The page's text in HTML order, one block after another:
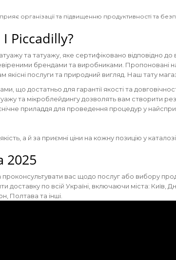
організації та підвищенню продуктивності та
Piccadilly?
та татуажу, яке сертифіковано відповідно до
брендами та виробниками. Пропоновані
якісні послуги та природний вигляд. Наш тату
що достатньо для гарантії якості та
та мікроблейдингу дозволять вам створити
приладдя для проведення процедур у
а й за приємні ціни на кожну позицію у каталозі.
2025
вас щодо послуг або вибору
по всій Україні, включаючи міста: Київ,
Полтава та інші.